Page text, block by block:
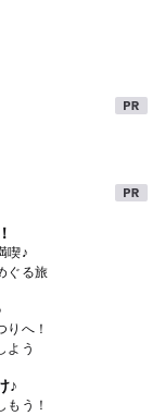
喫♪
ぐる旅
へ！
よう
♪
う！